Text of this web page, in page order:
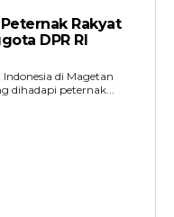
Rakyat
DPR RI
di Magetan
dihadapi peternak...